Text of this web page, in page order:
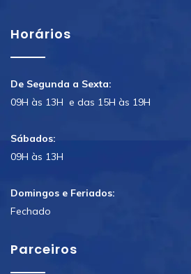
Horários
De Segunda a Sexta:
09H às 13H e das 15H às 19H
Sábados:
09H às 13H
Domingos e Feriados:
Fechado
Parceiros